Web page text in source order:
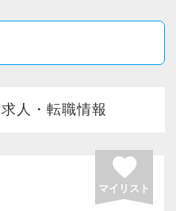
談可
でも歓迎です
ご連絡ください。
人まで対応
人・転職情報
favorite
マイリスト